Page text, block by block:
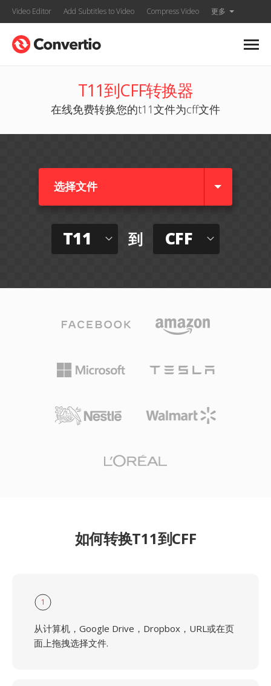
Video Editor Add Subtitles to Video Compress Video 更多
T11到CFF转换器
在线免费转换您的t11文件为cff文件
选择文件
T11 到 CFF
如何转换T11到CFF
1
从计算机，Google Drive，Dropbox，URL或在页
面上拖拽选择文件.